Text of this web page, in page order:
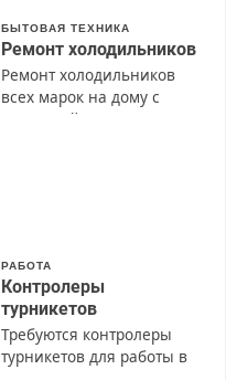
БЫТОВАЯ ТЕХНИКА
Ремонт холодильников
Ремонт холодильников
всех марок на дому с
гарантией. Замена
РАБОТА
Контролеры
турникетов
Требуются контролеры
турникетов для работы в